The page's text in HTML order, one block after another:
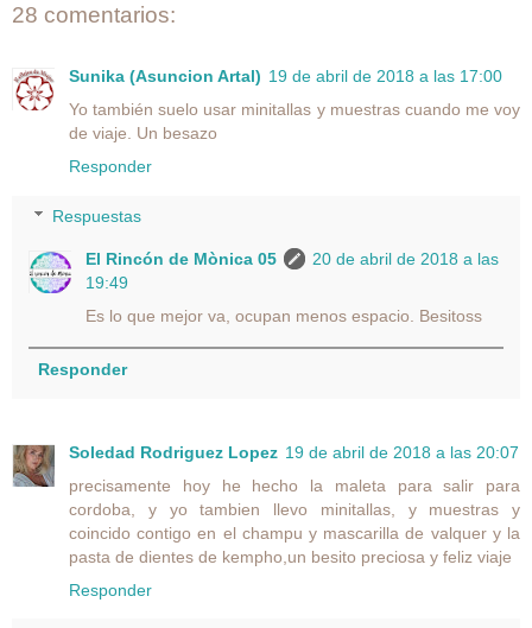
28 comentarios:
Sunika (Asuncion Artal) 19 de abril de 2018 a las 17:00
Yo también suelo usar minitallas y muestras cuando me voy
de viaje. Un besazo
Responder
Respuestas
El Rincón de Mònica 05
20 de abril de 2018 a las
19:49
Es lo que mejor va, ocupan menos espacio. Besitoss
Responder
Soledad Rodriguez Lopez 19 de abril de 2018 a las 20:07
precisamente hoy he hecho la maleta para salir para
cordoba, y yo tambien llevo minitallas, y muestras y
coincido contigo en el champu y mascarilla de valquer y la
pasta de dientes de kempho,un besito preciosa y feliz viaje
Responder